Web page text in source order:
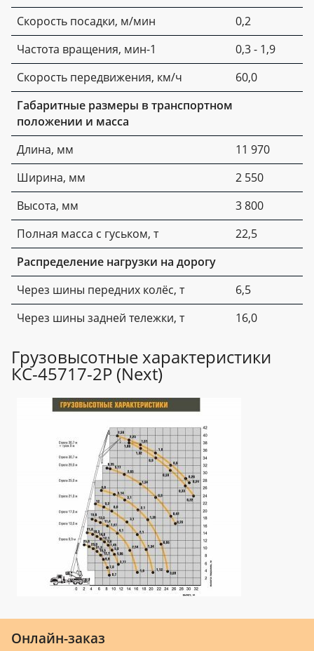
Скорость посадки, м/мин
0,2
Частота вращения, мин-1
0,3 - 1,9
Скорость передвижения, км/ч
60,0
Габаритные размеры в транспортном
положении и масса
Длина, мм
11 970
Ширина, мм
2 550
Высота, мм
3 800
Полная масса с гуськом, т
22,5
Распределение нагрузки на дорогу
Через шины передних колёс, т
6,5
Через шины задней тележки, т
16,0
Грузовысотные характеристики
КС-45717-2Р (Next)
Онлайн-заказ